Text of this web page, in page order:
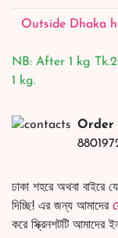
Outside Dhaka
NB: After 1 kg
1 kg.
Order
ঢাকা শহরে অথবা বাইরে
দিচ্ছি! এর জন্য আমাদের
করে স্ক্রিনশটটি আমাদের